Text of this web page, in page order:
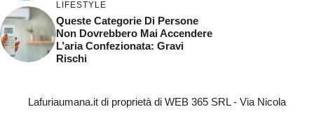
LIFESTYLE
Queste Categorie Di Persone
Non Dovrebbero Mai Accendere
L’aria Confezionata: Gravi
Rischi
Lafuriaumana.it di proprietà di WEB 365 SRL - Via Nicola